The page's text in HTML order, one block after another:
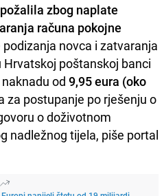
zbog naplate
računa pokojne
novca i zatvaranja
poštanskoj banci
od 9,95 eura (oko
za postupanje po rješenju o
o doživotnom
nadležnog tijela, piše portal